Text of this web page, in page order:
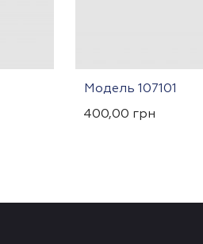
Модель 107101
400,00 грн